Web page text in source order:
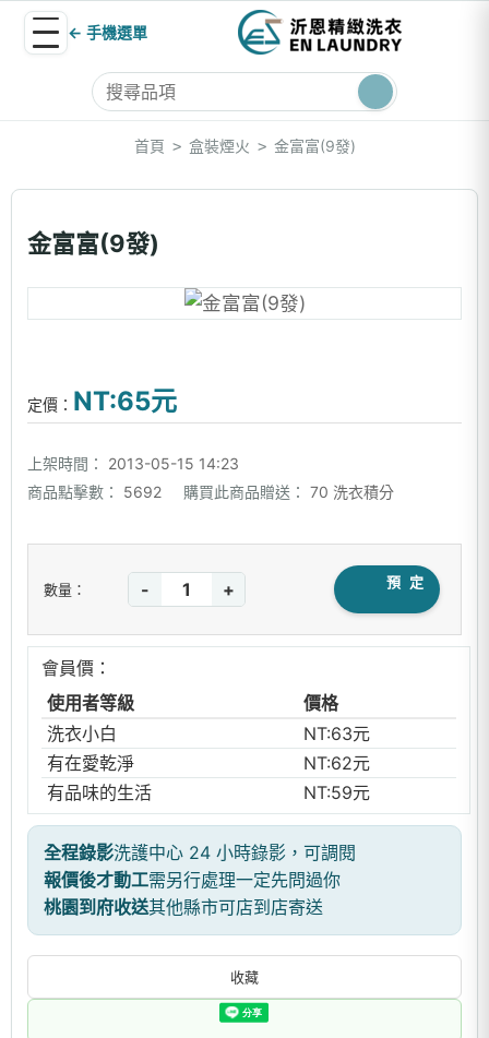
← 手機選單
首頁 > 盒裝煙火 > 金富富(9發)
金富富(9發)
定價： NT:65元
上架時間：
2013-05-15 14:23
商品點擊數：
5692 購買此商品贈送： 70 洗衣積分
數量： - + 預 定
會員價：
使用者等級
價格
洗衣小白
NT:63元
有在愛乾淨
NT:62元
有品味的生活
NT:59元
全程錄影洗護中心 24 小時錄影，可調閱
報價後才動工需另行處理一定先問過你
桃園到府收送其他縣市可店到店寄送
收藏